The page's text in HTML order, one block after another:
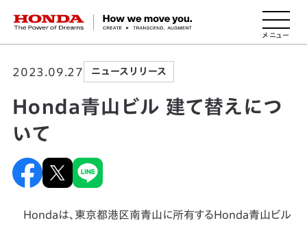
HONDA The Power of Dreams
2023.09.27 ニュースリリース
Honda青山ビル 建て替えにつ
いて
Hondaは、東京都港区南青山に所有するHonda青山ビル